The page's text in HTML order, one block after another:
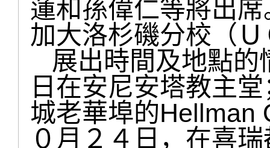
蓮和孫偉仁等將出
加大洛杉磯分校（
展出時間及地點的
日在安尼安塔教主
城老華埠的Hellman
０月２４日，在喜